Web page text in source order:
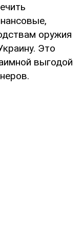
оружия
Это
выгодой